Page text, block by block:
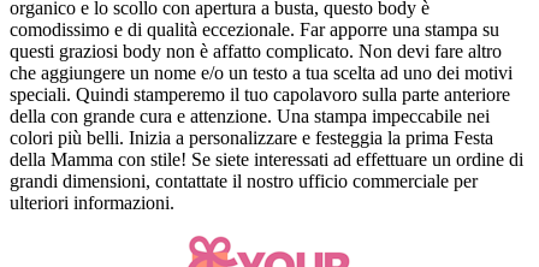
organico e lo scollo con apertura a busta, questo body è
comodissimo e di qualità eccezionale. Far apporre una stampa su
questi graziosi body non è affatto complicato. Non devi fare altro
che aggiungere un nome e/o un testo a tua scelta ad uno dei motivi
speciali. Quindi stamperemo il tuo capolavoro sulla parte anteriore
della con grande cura e attenzione. Una stampa impeccabile nei
colori più belli. Inizia a personalizzare e festeggia la prima Festa
della Mamma con stile! Se siete interessati ad effettuare un ordine di
grandi dimensioni, contattate il nostro ufficio commerciale per
ulteriori informazioni.